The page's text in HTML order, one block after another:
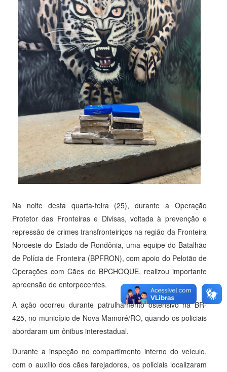
Na noite desta quarta-feira (25), durante a Operação
Protetor das Fronteiras e Divisas, voltada à prevenção e
repressão de crimes transfronteiriços na região da Fronteira
Noroeste do Estado de Rondônia, uma equipe do Batalhão
de Polícia de Fronteira (BPFRON), com apoio do Pelotão de
Operações com Cães do BPCHOQUE, realizou importante
apreensão de entorpecentes.
A ação ocorreu durante patrulhamento ostensivo na BR-
425, no município de Nova Mamoré/RO, quando os policiais
abordaram um ônibus interestadual.
Durante a inspeção no compartimento interno do veículo,
com o auxílio dos cães farejadores, os policiais localizaram